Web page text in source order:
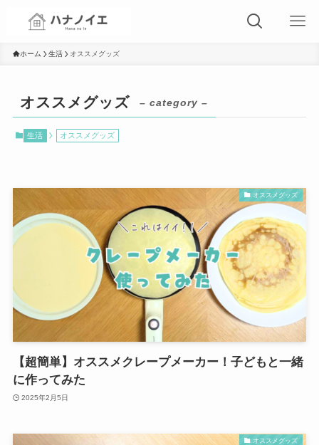
ホーム 生活 オススメグッズ
オススメグッズ – category –
生活 オススメグッズ
オススメグッズ
【超簡単】オススメクレープメーカー！子どもと一緒
に作ってみた
2025年2月5日
オススメグッズ